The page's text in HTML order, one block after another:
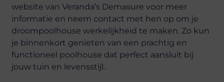
website van Veranda’s Demasure voor meer
informatie en neem contact met hen op om je
droompoolhouse werkelijkheid te maken. Zo kun
je binnenkort genieten van een prachtig en
functioneel poolhouse dat perfect aansluit bij
jouw tuin en levensstijl.